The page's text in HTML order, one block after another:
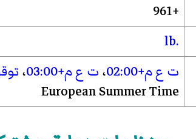
+961
.lb
ت ع م+02:00 ، ت ع م+03:00 ،
European Summer Time